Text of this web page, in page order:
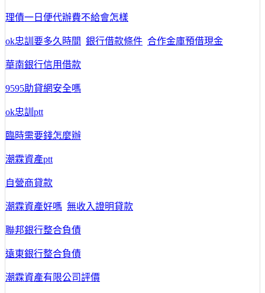
理債一日便代辦費不給會怎樣
ok忠訓要多久時間 銀行借款條件 合作金庫預借現金
華南銀行信用借款
9595助貸網安全嗎
ok忠訓ptt
臨時需要錢怎麼辦
潮霖資產ptt
自營商貸款
潮霖資產好嗎 無收入證明貸款
聯邦銀行整合負債
遠東銀行整合負債
潮霖資產有限公司評價